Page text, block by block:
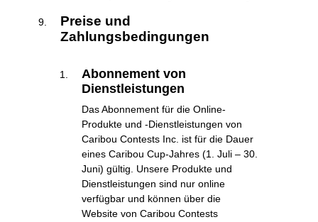
Preise und
Zahlungsbedingungen
Abonnement von
Dienstleistungen
Das Abonnement für die Online-
Produkte und -Dienstleistungen von
Caribou Contests Inc. ist für die Dauer
eines Caribou Cup-Jahres (1. Juli – 30.
Juni) gültig. Unsere Produkte und
Dienstleistungen sind nur online
verfügbar und können über die
Website von Caribou Contests